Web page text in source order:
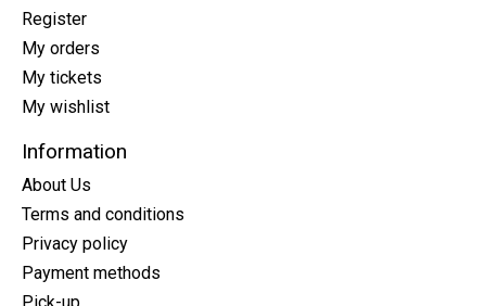
Register
My orders
My tickets
My wishlist
Information
About Us
Terms and conditions
Privacy policy
Payment methods